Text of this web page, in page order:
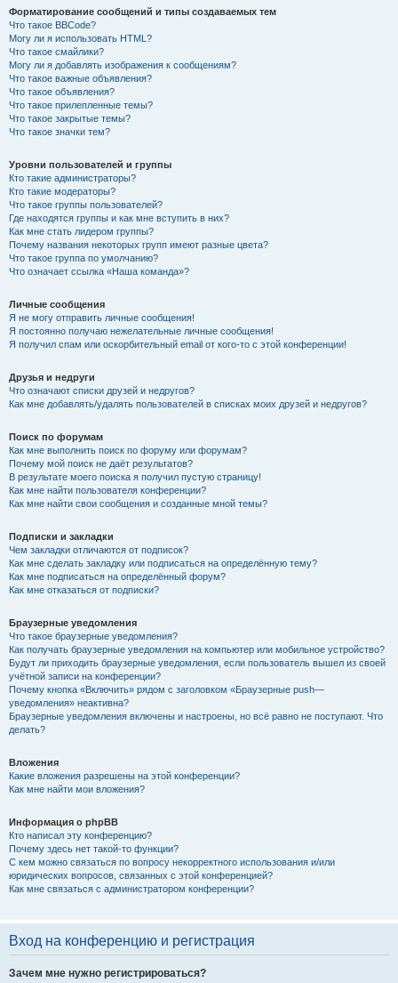
Форматирование сообщений и типы создаваемых тем
Что такое BBCode?
Могу ли я использовать HTML?
Что такое смайлики?
Могу ли я добавлять изображения к сообщениям?
Что такое важные объявления?
Что такое объявления?
Что такое прилепленные темы?
Что такое закрытые темы?
Что такое значки тем?
Уровни пользователей и группы
Кто такие администраторы?
Кто такие модераторы?
Что такое группы пользователей?
Где находятся группы и как мне вступить в них?
Как мне стать лидером группы?
Почему названия некоторых групп имеют разные цвета?
Что такое группа по умолчанию?
Что означает ссылка «Наша команда»?
Личные сообщения
Я не могу отправить личные сообщения!
Я постоянно получаю нежелательные личные сообщения!
Я получил спам или оскорбительный email от кого-то с этой конференции!
Друзья и недруги
Что означают списки друзей и недругов?
Как мне добавлять/удалять пользователей в списках моих друзей и недругов?
Поиск по форумам
Как мне выполнить поиск по форуму или форумам?
Почему мой поиск не даёт результатов?
В результате моего поиска я получил пустую страницу!
Как мне найти пользователя конференции?
Как мне найти свои сообщения и созданные мной темы?
Подписки и закладки
Чем закладки отличаются от подписок?
Как мне сделать закладку или подписаться на определённую тему?
Как мне подписаться на определённый форум?
Как мне отказаться от подписки?
Браузерные уведомления
Что такое браузерные уведомления?
Как получать браузерные уведомления на компьютер или мобильное устройство?
Будут ли приходить браузерные уведомления, если пользователь вышел из своей
учётной записи на конференции?
Почему кнопка «Включить» рядом с заголовком «Браузерные push—
уведомления» неактивна?
Браузерные уведомления включены и настроены, но всё равно не поступают. Что
делать?
Вложения
Какие вложения разрешены на этой конференции?
Как мне найти мои вложения?
Информация о phpBB
Кто написал эту конференцию?
Почему здесь нет такой-то функции?
С кем можно связаться по вопросу некорректного использования и/или
юридических вопросов, связанных с этой конференцией?
Как мне связаться с администратором конференции?
Вход на конференцию и регистрация
Зачем мне нужно регистрироваться?